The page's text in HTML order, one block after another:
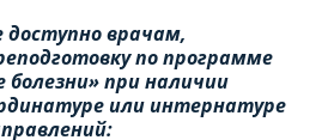
доступно врачам,
по программе
при наличии
или интернатуре